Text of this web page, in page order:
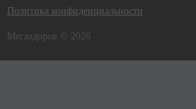
Политика конфиденциальности
Мегаздоров © 2026